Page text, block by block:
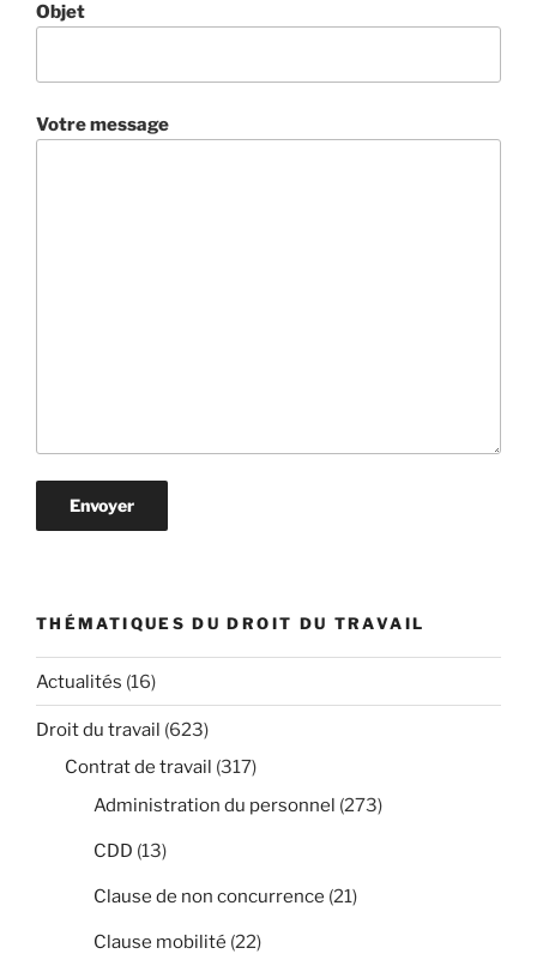
Objet
Votre message
THÉMATIQUES DU DROIT DU TRAVAIL
Actualités (16)
Droit du travail (623)
Contrat de travail (317)
Administration du personnel (273)
CDD (13)
Clause de non concurrence (21)
Clause mobilité (22)